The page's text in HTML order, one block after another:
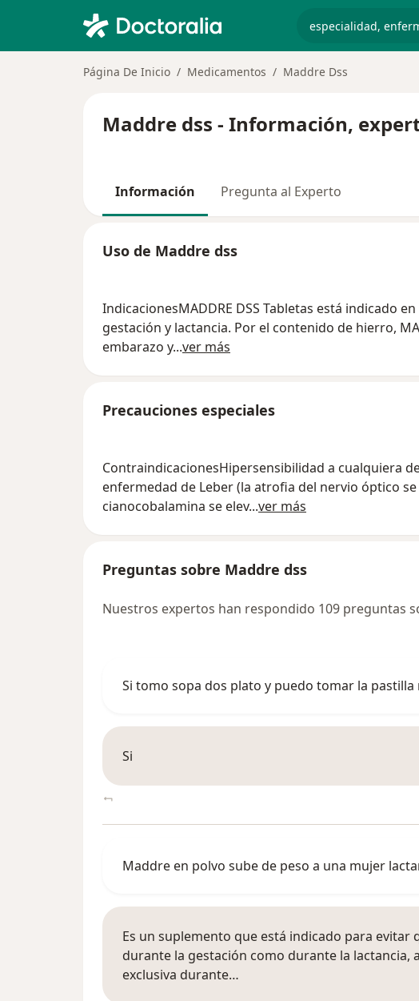
Página De Inicio Medicamentos Maddre Dss
Maddre dss - Información,
Información Pregunta al Experto
Uso de Maddre dss
IndicacionesMADDRE DSS Tabletas está indicado
gestación y lactancia. Por el contenido de hierro,
embarazo y...ver más
Precauciones especiales
ContraindicacionesHipersensibilidad a cualquiera
enfermedad de Leber (la atrofia del nervio óptico
cianocobalamina se elev...ver más
Preguntas sobre Maddre dss
Nuestros expertos han respondido 109 preguntas
Si tomo sopa dos plato y puedo tomar la
Si
Maddre en polvo sube de peso a una mujer
Es un suplemento que está indicado para
durante la gestación como durante la lactancia,
exclusiva durante…